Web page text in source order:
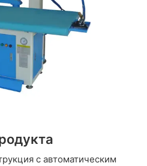
с автоматическим